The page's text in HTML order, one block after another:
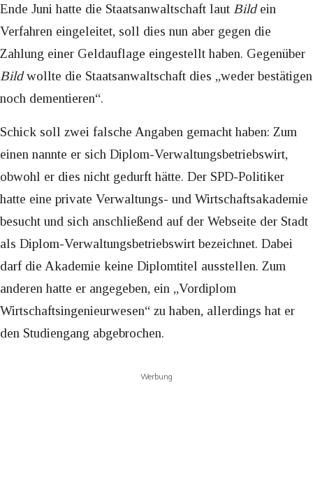
Ende Juni hatte die Staatsanwaltschaft laut Bildein
Verfahren eingeleitet, soll dies nun aber gegen die
Zahlung einer Geldauflage eingestellt haben. Gegenüber
Bildwollte die Staatsanwaltschaft dies „weder bestätigen
noch dementieren“.
Schick soll zwei falsche Angaben gemacht haben: Zum
einen nannte er sich Diplom-Verwaltungsbetriebswirt,
obwohl er dies nicht gedurft hätte. Der SPD-Politiker
hatte eine private Verwaltungs- und Wirtschaftsakademie
besucht und sich anschließend auf der Webseite der Stadt
als Diplom-Verwaltungsbetriebswirt bezeichnet. Dabei
darf die Akademie keine Diplomtitel ausstellen. Zum
anderen hatte er angegeben, ein „Vordiplom
Wirtschaftsingenieurwesen“ zu haben, allerdings hat er
den Studiengang abgebrochen.
Werbung